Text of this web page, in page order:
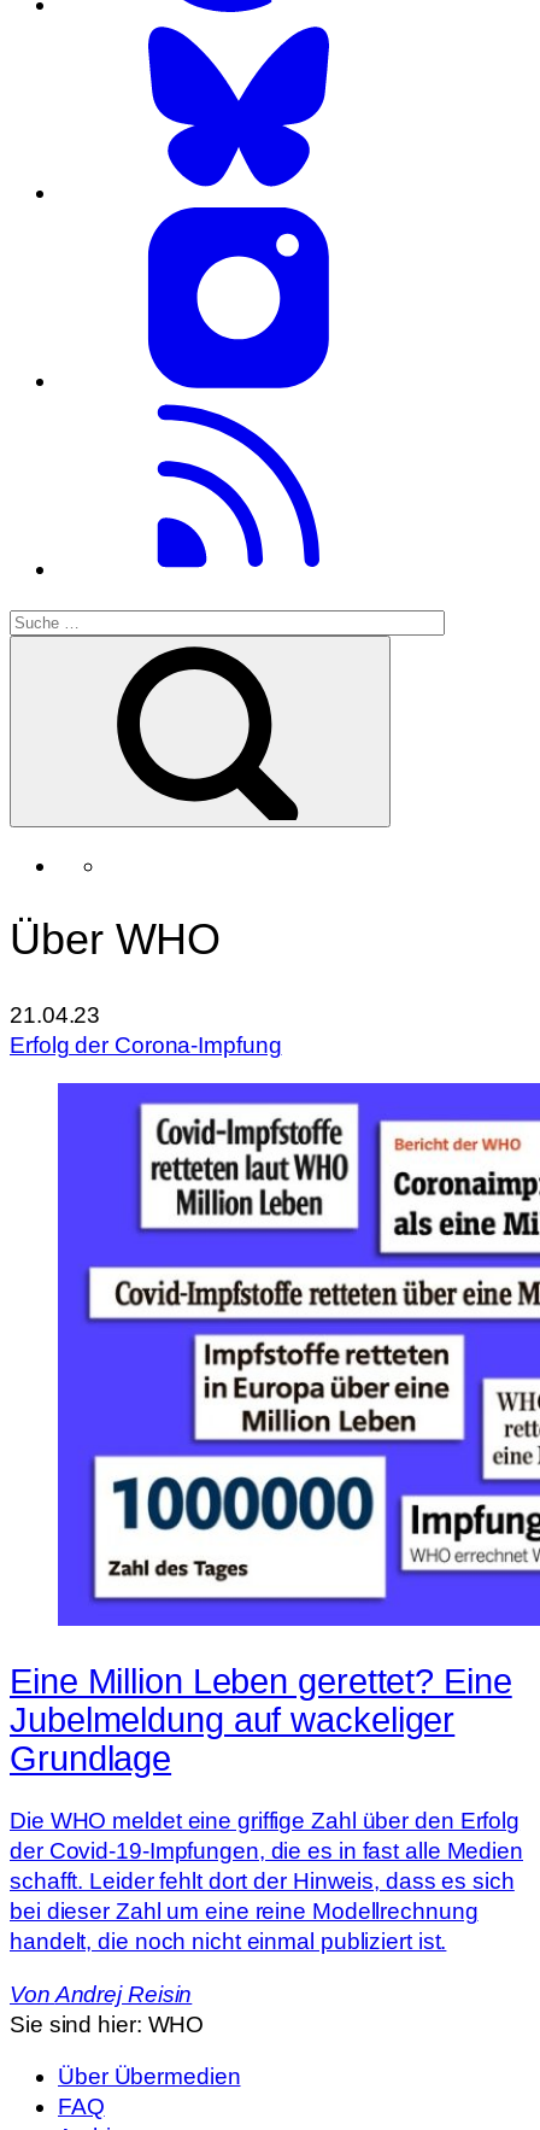
Über WHO
21.04.23
Erfolg der Corona-Impfung
Eine Million Leben gerettet? Eine
Jubelmeldung auf wackeliger
Grundlage
Die WHO meldet eine griffige Zahl über den Erfolg
der Covid-19-Impfungen, die es in fast alle Medien
schafft. Leider fehlt dort der Hinweis, dass es sich
bei dieser Zahl um eine reine Modellrechnung
handelt, die noch nicht einmal publiziert ist.
Von Andrej Reisin
Sie sind hier: WHO
Über Übermedien
FAQ